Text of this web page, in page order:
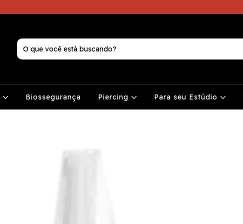
Biossegurança Piercing Para seu Estúdio